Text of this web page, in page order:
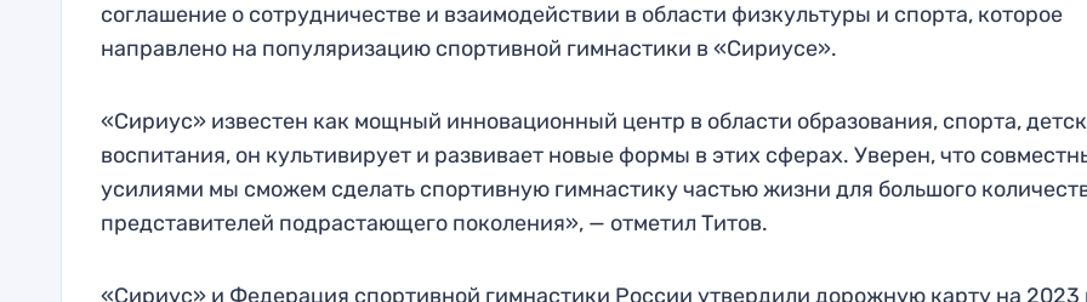
соглашение о сотрудничестве и взаимодействии в области физкультуры и спорта, которое
направлено на популяризацию спортивной гимнастики в «Сириусе».
«Сириус» известен как мощный инновационный центр в области образования, спорта,
воспитания, он культивирует и развивает новые формы в этих сферах. Уверен, что
усилиями мы сможем сделать спортивную гимнастику частью жизни для большого
представителей подрастающего поколения», — отметил Титов.
«Сириус» и Федерация спортивной гимнастики России утвердили дорожную карту на 2023